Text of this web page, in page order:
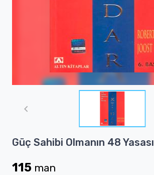
1
1
Güç Sahibi Olmanın 48 Yasası
115 man